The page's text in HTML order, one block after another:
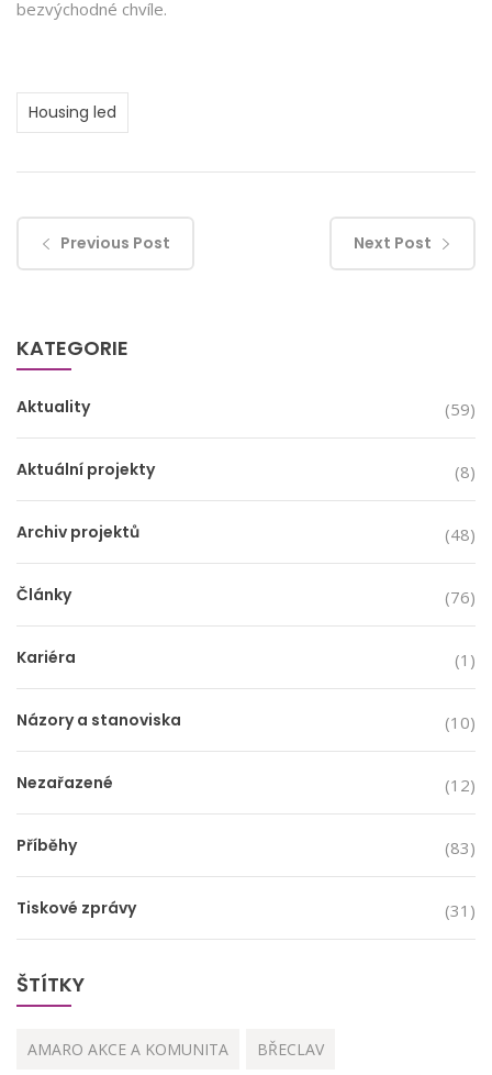
bezvýchodné chvíle.
Housing led
Previous Post Next Post
KATEGORIE
Aktuality (59)
Aktuální projekty (8)
Archiv projektů (48)
Články (76)
Kariéra (1)
Názory a stanoviska (10)
Nezařazené (12)
Příběhy (83)
Tiskové zprávy (31)
ŠTÍTKY
AMARO AKCE A KOMUNITA BŘECLAV